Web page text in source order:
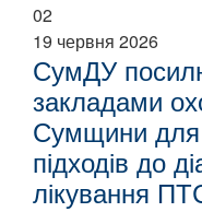
02
19 червня 2026
СумДУ
закладами
Сумщини для
підходів до
лікування